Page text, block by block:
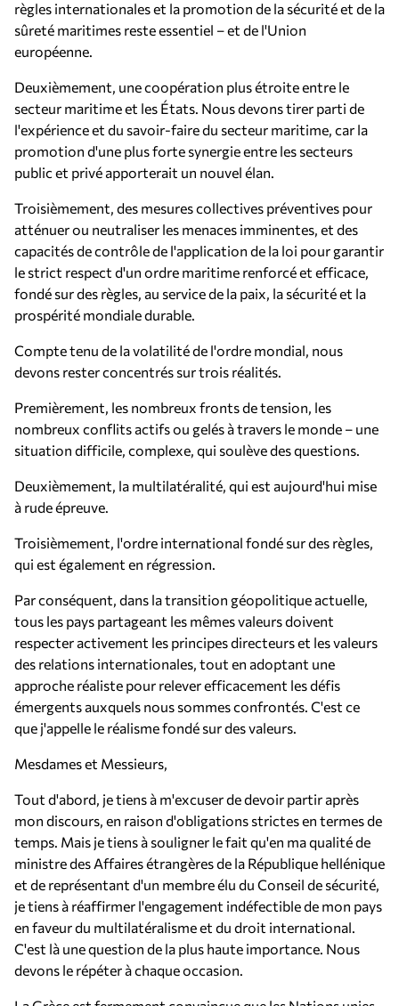
règles internationales et la promotion de la sécurité et de la
sûreté maritimes reste essentiel – et de l'Union
européenne.
Deuxièmement, une coopération plus étroite entre le
secteur maritime et les États. Nous devons tirer parti de
l'expérience et du savoir-faire du secteur maritime, car la
promotion d'une plus forte synergie entre les secteurs
public et privé apporterait un nouvel élan.
Troisièmement, des mesures collectives préventives pour
atténuer ou neutraliser les menaces imminentes, et des
capacités de contrôle de l'application de la loi pour garantir
le strict respect d'un ordre maritime renforcé et efficace,
fondé sur des règles, au service de la paix, la sécurité et la
prospérité mondiale durable.
Compte tenu de la volatilité de l'ordre mondial, nous
devons rester concentrés sur trois réalités.
Premièrement, les nombreux fronts de tension, les
nombreux conflits actifs ou gelés à travers le monde – une
situation difficile, complexe, qui soulève des questions.
Deuxièmement, la multilatéralité, qui est aujourd'hui mise
à rude épreuve.
Troisièmement, l'ordre international fondé sur des règles,
qui est également en régression.
Par conséquent, dans la transition géopolitique actuelle,
tous les pays partageant les mêmes valeurs doivent
respecter activement les principes directeurs et les valeurs
des relations internationales, tout en adoptant une
approche réaliste pour relever efficacement les défis
émergents auxquels nous sommes confrontés. C'est ce
que j'appelle le réalisme fondé sur des valeurs.
Mesdames et Messieurs,
Tout d'abord, je tiens à m'excuser de devoir partir après
mon discours, en raison d'obligations strictes en termes de
temps. Mais je tiens à souligner le fait qu'en ma qualité de
ministre des Affaires étrangères de la République hellénique
et de représentant d'un membre élu du Conseil de sécurité,
je tiens à réaffirmer l'engagement indéfectible de mon pays
en faveur du multilatéralisme et du droit international.
C'est là une question de la plus haute importance. Nous
devons le répéter à chaque occasion.